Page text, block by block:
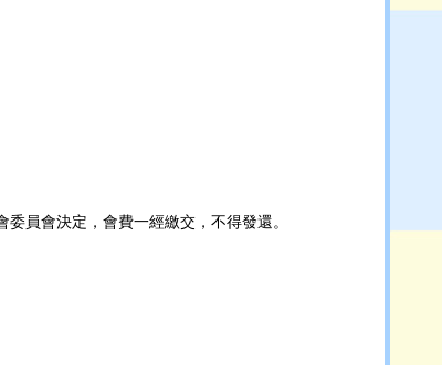
員會決定，會費一經繳交，不得發還。